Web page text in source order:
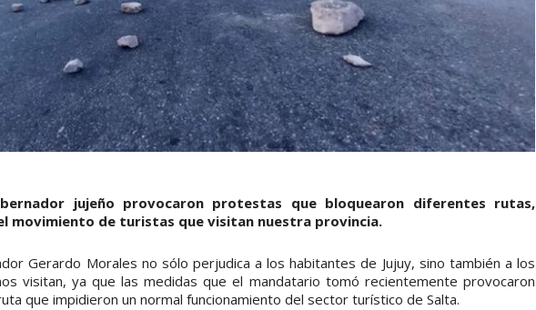
jujeño provocaron protestas que bloquearon diferentes rutas,
movimiento de turistas que visitan nuestra provincia.
Gerardo Morales no sólo perjudica a los habitantes de Jujuy, sino también a los
visitan, ya que las medidas que el mandatario tomó recientemente provocaron
que impidieron un normal funcionamiento del sector turístico de Salta.